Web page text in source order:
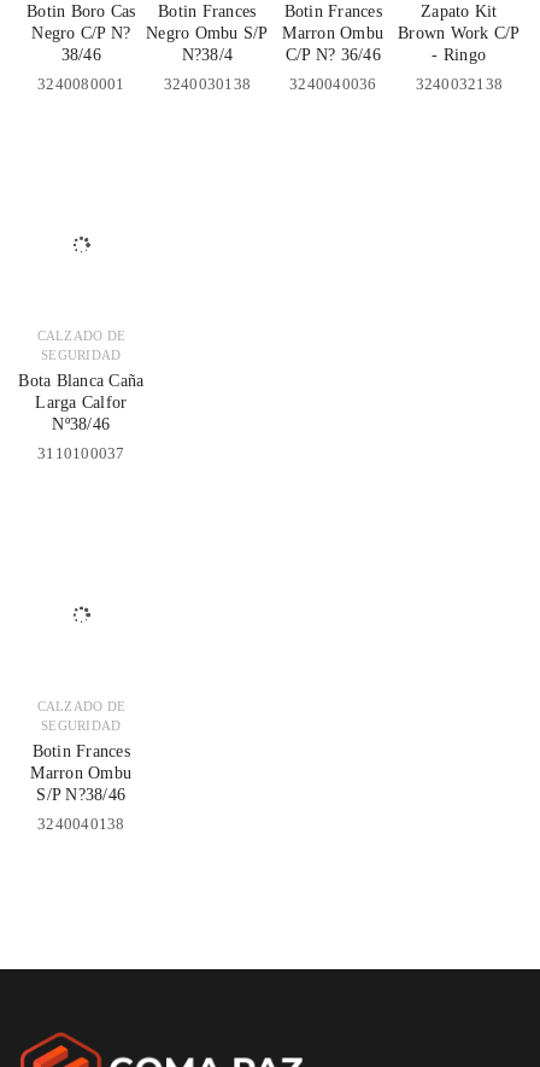
Botin Boro Cas
Negro C/P N?
38/46
3240080001
Botin Frances
Negro Ombu S/P
N?38/4
3240030138
Botin Frances
Marron Ombu
C/P N? 36/46
3240040036
Zapato Kit
Brown Work C/P
- Ringo
3240032138
CALZADO DE
SEGURIDAD
Bota Blanca Caña
Larga Calfor
Nº38/46
3110100037
CALZADO DE
SEGURIDAD
Botin Frances
Marron Ombu
S/P N?38/46
3240040138